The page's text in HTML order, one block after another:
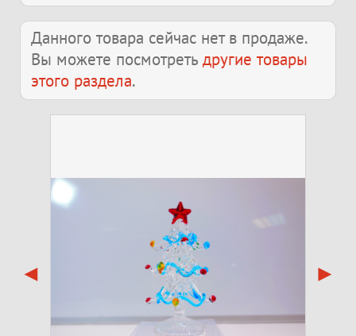
Данного товара сейчас нет в продаже.
Вы можете посмотреть другие товары
этого раздела.